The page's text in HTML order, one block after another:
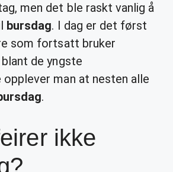
men det ble raskt vanlig å
bursdag. I dag er det først
som fortsatt bruker
de yngste
opplever man at nesten alle
.
ikke